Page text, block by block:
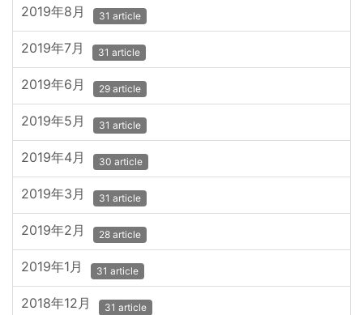
2019年8月 31 article
2019年7月 31 article
2019年6月 29 article
2019年5月 31 article
2019年4月 30 article
2019年3月 31 article
2019年2月 28 article
2019年1月 31 article
2018年12月 31 article